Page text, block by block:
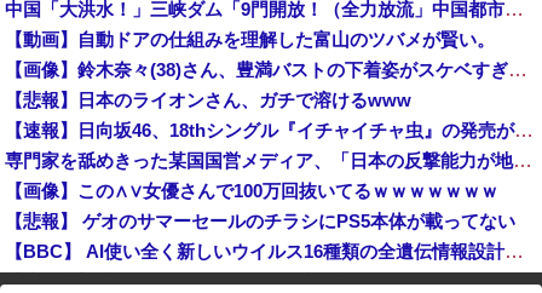
中国「大洪水！」三峡ダム「9門開放！（全力放流」中国都市「三峡沿線の道路水没」中国政府「高速道路封鎖！」中国ダム「緊急放流に合わせて開門（土砂崩れ発生」→
【動画】自動ドアの仕組みを理解した富山のツバメが賢い。
【画像】鈴木奈々(38)さん、豊満バストの下着姿がスケベすぎるｗｗｗｗｗｗ
【悲報】日本のライオンさん、ガチで溶けるwww
【速報】日向坂46、18thシングル『イチャイチャ虫』の発売が決定！！
専門家を舐めきった某国国営メディア、「日本の反撃能力が地域を不安定化させている」というストーリーで番組制作を進めようとするも……
【画像】この∧∨女優さんで100万回抜いてるｗｗｗｗｗｗｗ
【悲報】 ゲオのサマーセールのチラシにPS5本体が載ってない
【BBC】 AI使い全く新しいウイルス16種類の全遺伝情報設計に初成功
【鹿児島】 突然右折し路面電車と衝突 乗っていた男女3人は車を放置しダッシュで逃走中